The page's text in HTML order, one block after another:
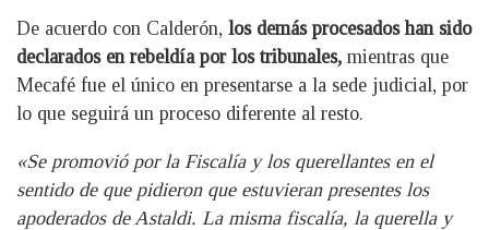
De acuerdo con Calderón, los demás procesados han sido
declarados en rebeldía por los tribunales, mientras que
Mecafé fue el único en presentarse a la sede judicial, por
lo que seguirá un proceso diferente al resto.
«Se promovió por la Fiscalía y los querellantes en el
sentido de que pidieron que estuvieran presentes los
apoderados de Astaldi. La misma fiscalía, la querella y